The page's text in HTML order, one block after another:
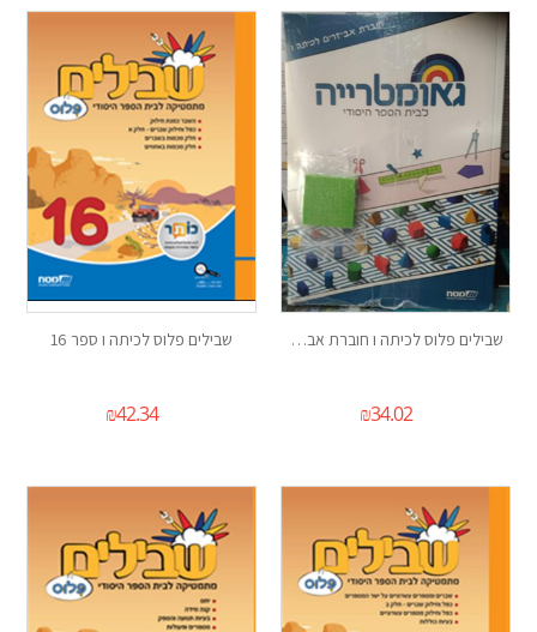
שבילים פלוס לכיתה ו חוברת אביזרים
₪34.02
שבילים פלוס לכיתה ו ספר 16
₪42.34